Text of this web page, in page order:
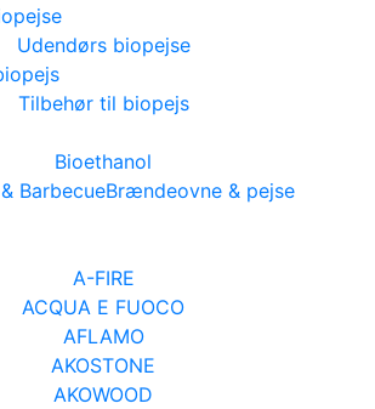
Udendørs biopejse
Tilbehør til biopejs
Bioethanol
BarbecueBrændeovne & pejse
A-FIRE
ACQUA E FUOCO
AFLAMO
AKOSTONE
AKOWOOD